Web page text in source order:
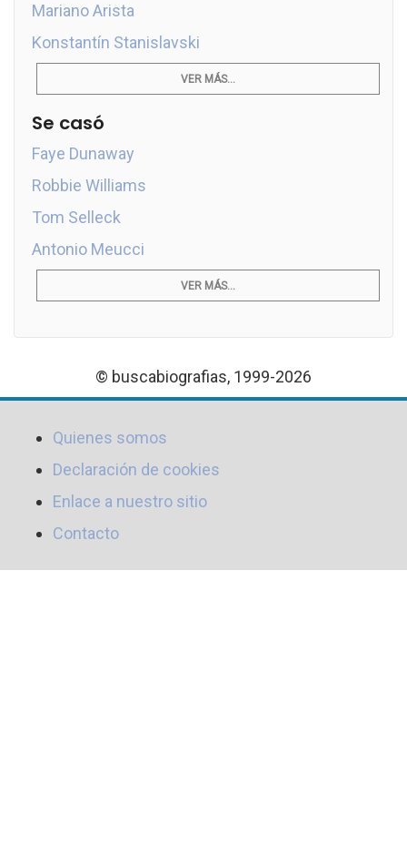
Mariano Arista
Konstantín Stanislavski
VER MÁS...
Se casó
Faye Dunaway
Robbie Williams
Tom Selleck
Antonio Meucci
VER MÁS...
© buscabiografias, 1999-2026
Quienes somos
Declaración de cookies
Enlace a nuestro sitio
Contacto